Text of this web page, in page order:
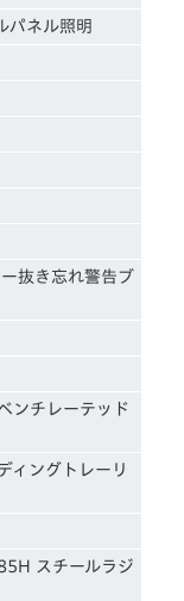
パネル照明
抜き忘れ警告ブ
ンチレーテッド
ィングトレーリ
スチールラジ